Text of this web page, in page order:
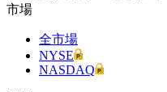
市場
全市場
NYSE
NASDAQ